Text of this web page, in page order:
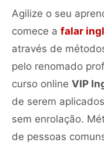
Agilize o seu
comece a falar
através de
pelo renomado
curso online VIP
de serem
sem enrolação.
de pessoas